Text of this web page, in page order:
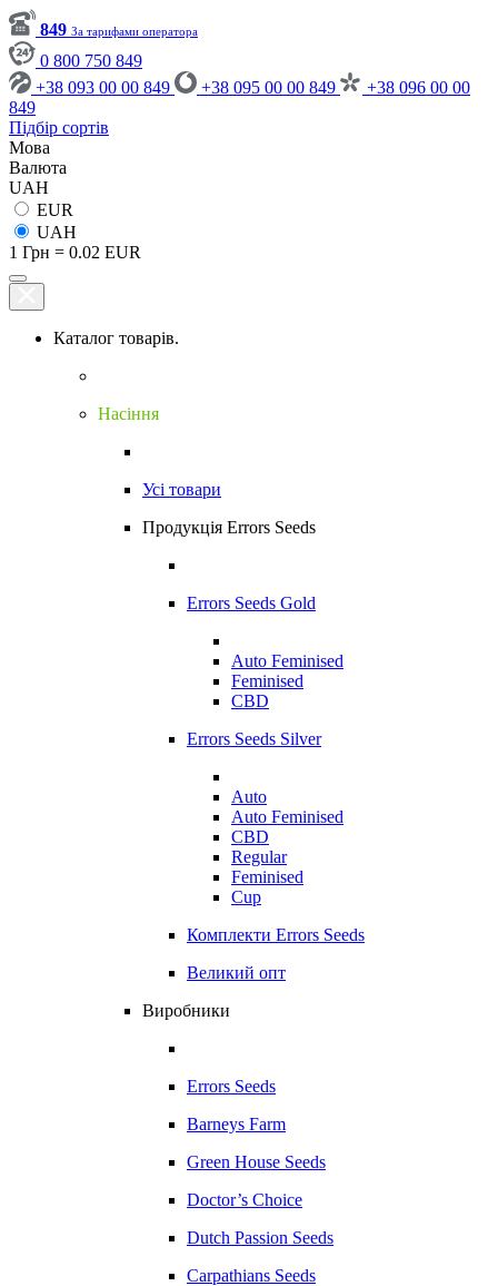
849 За тарифами оператора
0 800 750 849
+38 093 00 00 849
+38 095 00 00 849
+38 096 00 00
849
Підбір сортів
Мова
Валюта
UAH
EUR
UAH
1 Грн = 0.02 EUR
Каталог товарів.
Насіння
Усі товари
Продукція Errors Seeds
Errors Seeds Gold
Auto Feminised
Feminised
CBD
Errors Seeds Silver
Auto
Auto Feminised
CBD
Regular
Feminised
Cup
Комплекти Errors Seeds
Великий опт
Виробники
Errors Seeds
Barneys Farm
Green House Seeds
Doctor’s Choice
Dutch Passion Seeds
Carpathians Seeds